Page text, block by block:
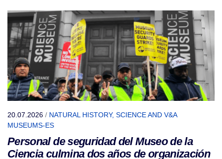
20.07.2026 / NATURAL HISTORY, SCIENCE AND V&A
MUSEUMS-ES
Personal de seguridad del Museo de la
Ciencia culmina dos años de organización